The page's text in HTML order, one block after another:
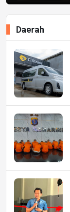
Daerah